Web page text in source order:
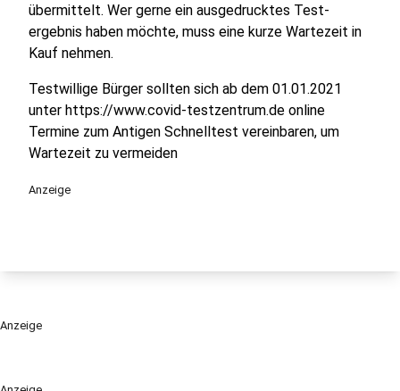
übermittelt. Wer gerne ein ausgedrucktes Test-
ergebnis haben möchte, muss eine kurze Wartezeit in
Kauf nehmen.
Testwillige Bürger sollten sich ab dem 01.01.2021
unter https://www.covid-testzentrum.de online
Termine zum Antigen Schnelltest vereinbaren, um
Wartezeit zu vermeiden
Anzeige
Anzeige